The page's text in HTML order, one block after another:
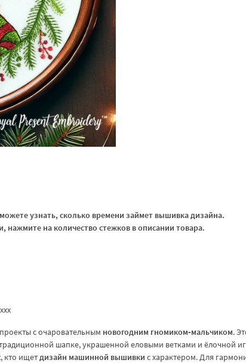
узнать, сколько времени займет вышивка дизайна.
на количество стежков в описании товара.
с очаровательным новогодним гномиком‑мальчиком.
шапке, украшенной еловыми ветками и ёлочной
кто ищетдизайн машинной вышивки с характером. Для